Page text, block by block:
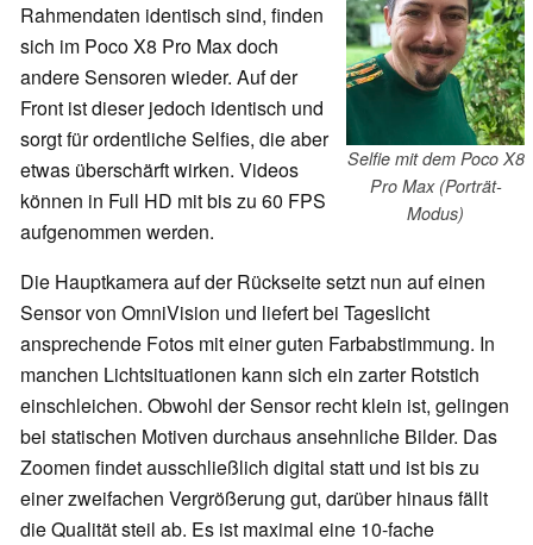
Selfie mit dem Poco X8
Pro Max (Porträt-
Modus)
Rahmendaten identisch sind, finden
sich im Poco X8 Pro Max doch
andere Sensoren wieder. Auf der
Front ist dieser jedoch identisch und
sorgt für ordentliche Selfies, die aber
etwas überschärft wirken. Videos
können in Full HD mit bis zu 60 FPS
aufgenommen werden.
Die Hauptkamera auf der Rückseite setzt nun auf einen
Sensor von OmniVision und liefert bei Tageslicht
ansprechende Fotos mit einer guten Farbabstimmung. In
manchen Lichtsituationen kann sich ein zarter Rotstich
einschleichen. Obwohl der Sensor recht klein ist, gelingen
bei statischen Motiven durchaus ansehnliche Bilder. Das
Zoomen findet ausschließlich digital statt und ist bis zu
einer zweifachen Vergrößerung gut, darüber hinaus fällt
die Qualität steil ab. Es ist maximal eine 10-fache